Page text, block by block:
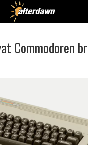
Commodoren